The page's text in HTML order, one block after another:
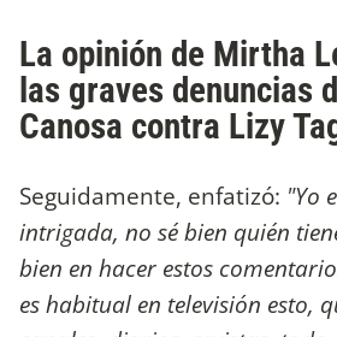
La opinión de Mirtha
las graves denuncias
Canosa contra Lizy
Seguidamente, enfatizó: "Yo
intrigada, no sé bien quién
bien en hacer estos
es habitual en televisión esto,